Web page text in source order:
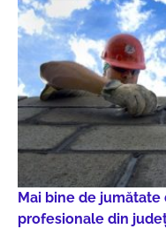
Mai bine de
profesionale din